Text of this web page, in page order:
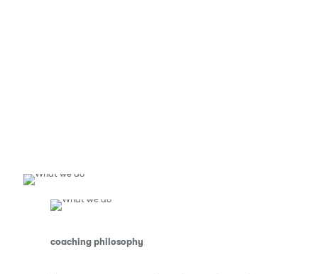
coaching philosophy